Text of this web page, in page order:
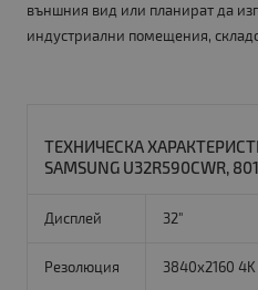
външния вид или планират да
индустриални помещения,
ТЕХНИЧЕСКА
SAMSUNG U32R590CWR,
Дисплей 32"
Резолюция 3840x2160 4K